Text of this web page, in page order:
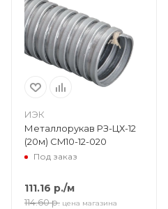
ИЭК
Металлорукав РЗ-ЦХ-12
(20м) CM10-12-020
Под заказ
111.16 р./м
114.60 р. цена магазина